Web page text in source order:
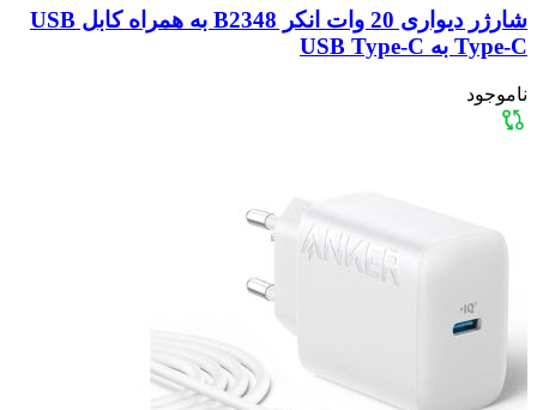
شارژر دیواری 20 وات انکر B2348 به همراه کابل USB
Type-C به USB Type-C
ناموجود